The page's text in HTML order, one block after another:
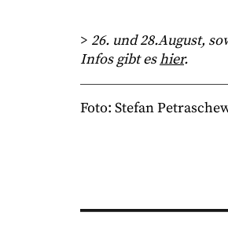
> 26. und 28.August,
Infos gibt eshier.
Foto: Stefan